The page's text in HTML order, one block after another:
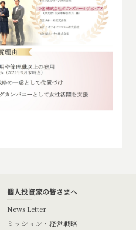
個人投資家の皆さまへ
News Letter
ミッション・経営戦略